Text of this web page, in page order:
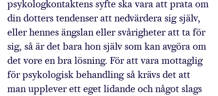
psykologkontaktens syfte ska vara att prata om
din dotters tendenser att nedvärdera sig själv,
eller hennes ängslan eller svårigheter att ta för
sig, så är det bara hon själv som kan avgöra om
det vore en bra lösning. För att vara mottaglig
för psykologisk behandling så krävs det att
man upplever ett eget lidande och något slags